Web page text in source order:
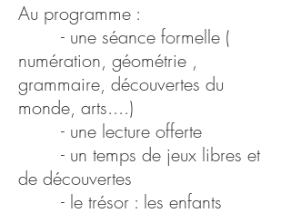
Au programme :
- une séance formelle (
numération, géométrie ,
grammaire, découvertes du
monde, arts....)
- une lecture offerte
- un temps de jeux libres et
de découvertes
- le trésor : les enfants